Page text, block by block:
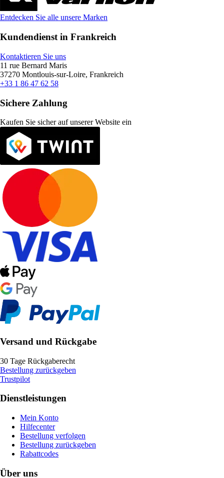
Entdecken Sie alle unsere Marken
Kundendienst in Frankreich
Kontaktieren Sie uns
11 rue Bernard Maris
37270 Montlouis-sur-Loire, Frankreich
+33 1 86 47 62 58
Sichere Zahlung
Kaufen Sie sicher auf unserer Website ein
Versand und Rückgabe
30 Tage Rückgaberecht
Bestellung zurückgeben
Trustpilot
Dienstleistungen
Mein Konto
Hilfecenter
Bestellung verfolgen
Bestellung zurückgeben
Rabattcodes
Über uns